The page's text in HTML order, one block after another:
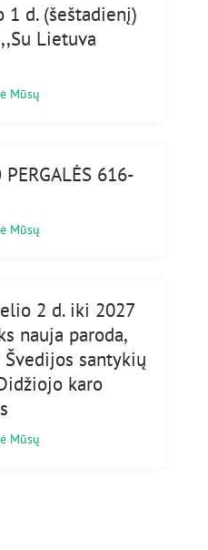
1 d. (šeštadienį)
Lietuva
Mūsų
616-
Mūsų
2 d. iki 2027
nauja paroda,
santykių
karo
Mūsų